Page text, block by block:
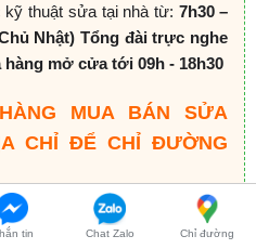
kỹ thuật sửa tại nhà từ: 7h30 –
Nhật) Tổng đài trực nghe
hàng mở cửa tới 09h - 18h30
MUA BÁN SỬA
CHỈ ĐỂ CHỈ ĐƯỜNG
Trị, Phường 7, Quận Gò Vấp
tin Chat Zalo Chỉ đường